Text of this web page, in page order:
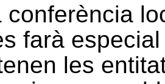
conferència
farà
les